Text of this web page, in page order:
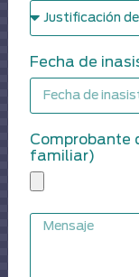
Fecha de
Comprobante
familiar)